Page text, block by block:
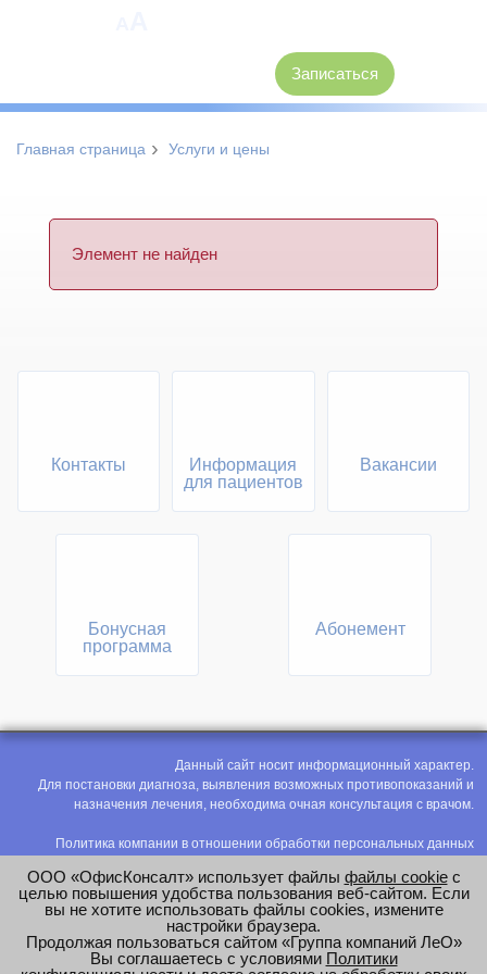
Записаться
Главная страница › Услуги и цены
Элемент не найден
Контакты
Информация
для пациентов
Вакансии
Бонусная
программа
Абонемент
Данный сайт носит информационный характер.
Для постановки диагноза, выявления возможных противопоказаний и
назначения лечения, необходима очная консультация с врачом.
Политика компании в отношении обработки персональных данных
Соглашение на обработку персональных данных
Оценка труда
e-mail:office@modus-leo.ru
ООО «ОфисКонсалт» использует файлы файлы cookieс
целью повышения удобства пользования веб-сайтом. Если
вы не хотите использовать файлы cookies, измените
настройки браузера.
Продолжая пользоваться сайтом «Группа компаний ЛеО»
Вы соглашаетесь с условиями Политики